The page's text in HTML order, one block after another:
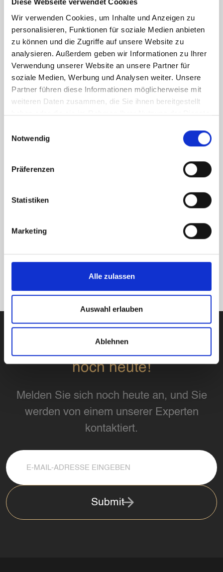
Diese Webseite verwendet Cookies
Wir verwenden Cookies, um Inhalte und Anzeigen zu
personalisieren, Funktionen für soziale Medien anbieten
zu können und die Zugriffe auf unsere Website zu
analysieren. Außerdem geben wir Informationen zu Ihrer
Verwendung unserer Website an unsere Partner für
soziale Medien, Werbung und Analysen weiter. Unsere
Partner führen diese Informationen möglicherweise mit
weiteren Daten zusammen, die Sie ihnen bereitgestellt
haben oder die sie im Rahmen Ihrer Nutzung der Dienste
Notwendig
Präferenzen
Statistiken
Marketing
Alle zulassen
Auswahl erlauben
Ablehnen
Silbermünze 1
Kilogramm
Kookaburra
noch heute!
Melden Sie sich noch heute an, und Sie
werden von einem unserer Experten
kontaktiert.
Submit